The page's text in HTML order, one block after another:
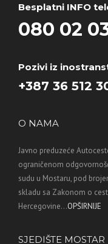
Besplatni INFO
080 02
Pozivi iz
+387 36 512
O NAMA
Javno preduzeće
ograničenom
sudu u Mostaru, pod
skladu sa Zakonom o
Hercegovine...OPŠIRNIJE
SJEDIŠTE MOSTAR